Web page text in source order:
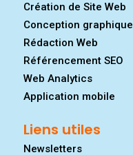
Création de Site Web
Conception graphique
Rédaction Web
Référencement SEO
Web Analytics
Application mobile
Liens utiles
Newsletters